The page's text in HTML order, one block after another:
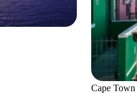
Cape Town